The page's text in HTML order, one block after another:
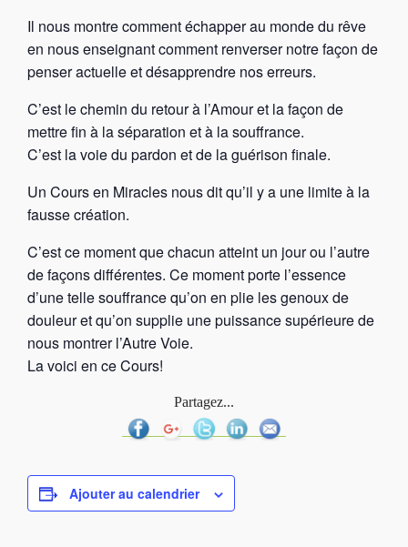
Il nous montre comment échapper au monde du rêve
en nous enseignant comment renverser notre façon de
penser actuelle et désapprendre nos erreurs.
C’est le chemin du retour à l’Amour et la façon de
mettre fin à la séparation et à la souffrance.
C’est la voie du pardon et de la guérison finale.
Un Cours en Miracles nous dit qu’il y a une limite à la
fausse création.
C’est ce moment que chacun atteint un jour ou l’autre
de façons différentes. Ce moment porte l’essence
d’une telle souffrance qu’on en plie les genoux de
douleur et qu’on supplie une puissance supérieure de
nous montrer l’Autre Voie.
La voici en ce Cours!
Partagez...
Ajouter au calendrier